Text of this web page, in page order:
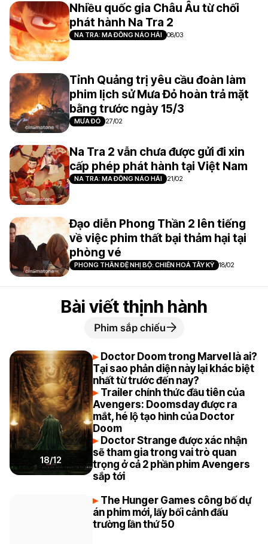
Nhiều quốc gia Châu Âu từ chối
phát hành Na Tra 2
NA TRA: MA ĐỒNG NÁO HẢI 08/03
Tỉnh Quảng trị yêu cầu đoàn làm
phim lịch sử Mưa Đỏ hoàn trả mặt
bằng trước ngày 15/3
MƯA ĐỎ 27/02
Na Tra 2 vẫn chưa được gửi đi xin
cấp phép phát hành tại Việt Nam
NA TRA: MA ĐỒNG NÁO HẢI 21/02
Đạo diễn Phong Thần 2 lên tiếng
về việc phim thất bại thảm hại tại
phòng vé
PHONG THẦN ĐỆ NHỊ BỘ: CHIẾN HOẢ TÂY KỲ 18/02
Bài viết thịnh hành
Phim sắp chiếu
18/12
Doctor Doom trong Marvel là ai?
Tại sao phản diện này lại khác biệt
nhất từ trước đến nay?
Trailer chính thức đầu tiên của
Avengers: Doomsday được ra
mắt, hé lộ tạo hình của Doctor
Doom
Doctor Strange được xác nhận
sẽ tham gia trong vai trò quan
trọng ở cả 2 phần phim Avengers
sắp tới
The Hunger Games công bố dự
án phim mới, lấy bối cảnh đấu
trường lần thứ 50